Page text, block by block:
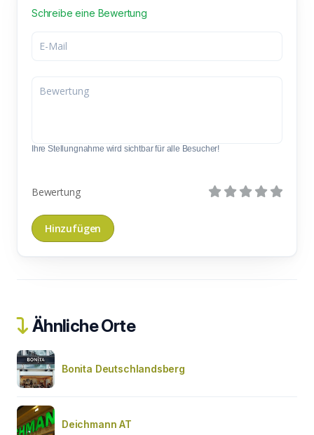
Schreibe eine Bewertung
Ihre Stellungnahme wird sichtbar für alle Besucher!
Bewertung
Ähnliche Orte
Bonita Deutschlandsberg
Deichmann AT